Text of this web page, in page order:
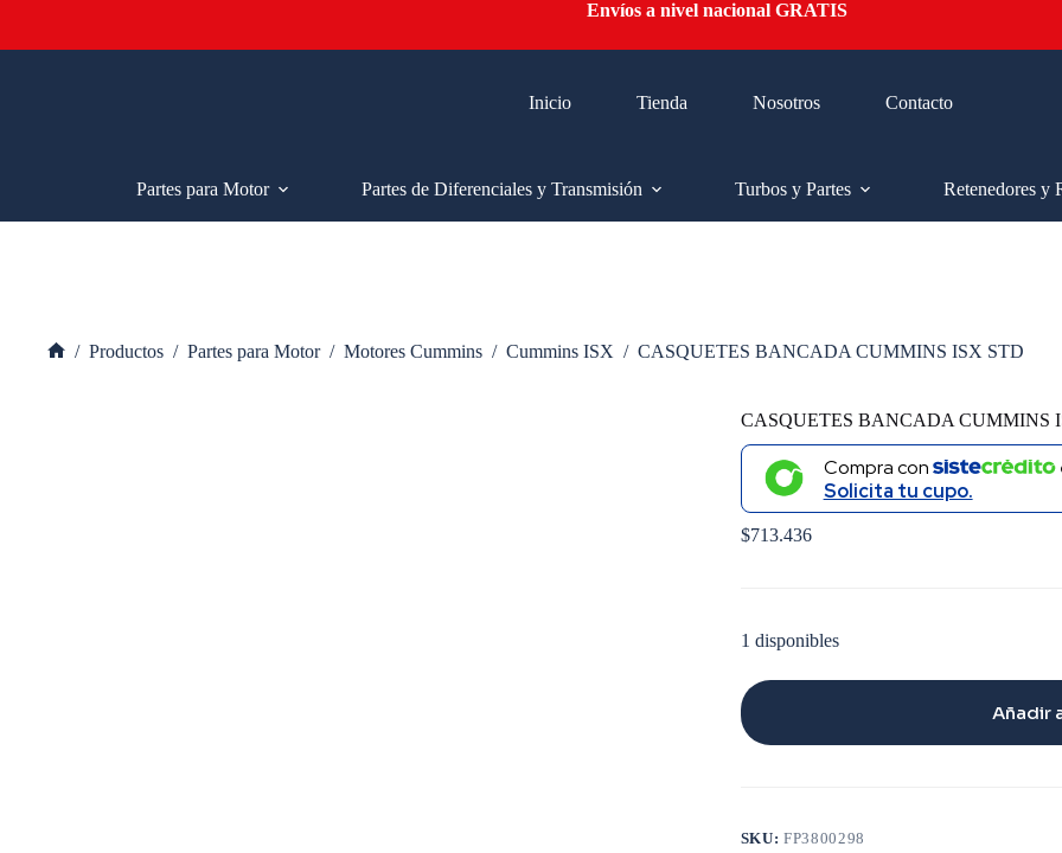
contenido
Envíos a nivel nacional GRATIS
Inicio Tienda Nosotros Contacto
Partes para Motor
Partes de Diferenciales y Transmisión Turbos y Partes Retenedores y
/ Productos / Partes para Motor / Motores Cummins / Cummins ISX / CASQUETES BANCADA CUMMINS ISX STD
CASQUETES BANCADA CUMMINS
Compra con
Solicita tu cupo.
$713.436
1 disponibles
Añadir
SKU:FP3800298